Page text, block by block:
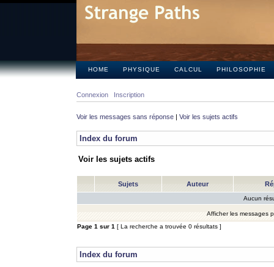
HOME PHYSIQUE CALCUL PHILOSOPHIE
Connexion Inscription
Voir les messages sans réponse | Voir les sujets actifs
Index du forum
Voir les sujets actifs
Sujets Auteur
Aucun
Afficher les messages
Page 1 sur 1 [ La recherche a trouvée 0 résultats ]
Index du forum